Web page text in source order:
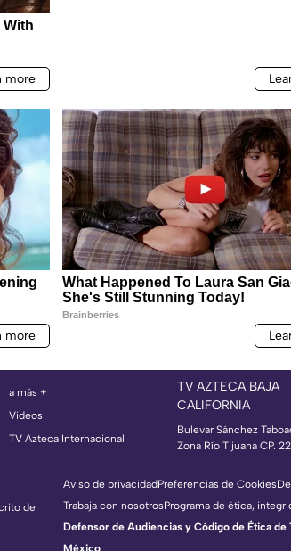
a más +
Videos
TV Azteca Internacional
TV AZTECA BAJA
CALIFORNIA
Bulevar Sánchez
Zona Río Tijuana CP.
de
Aviso de privacidadPreferencias de Cookies
Trabaja con nosotrosPrograma de ética,
Defensor de Audiencias y Código de Ética
México